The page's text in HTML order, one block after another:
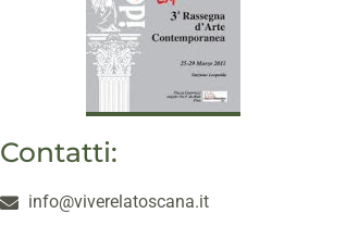
Contatti:
info@viverelatoscana.it